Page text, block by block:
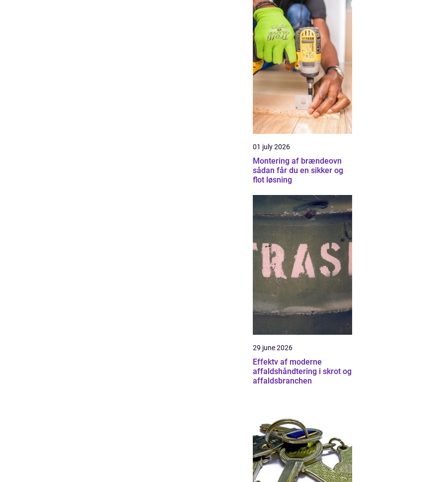
01 july 2026
Montering af brændeovn
sådan får du en sikker og
flot løsning
29 june 2026
Effektv af moderne
affaldshåndtering i skrot og
affaldsbranchen